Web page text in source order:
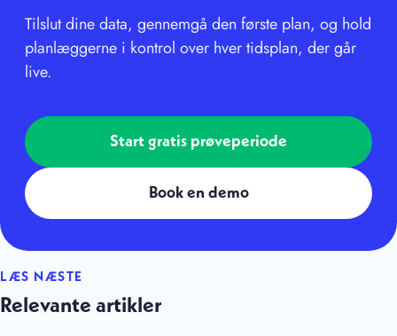
Tilslut dine data, gennemgå den første plan, og hold
planlæggerne i kontrol over hver tidsplan, der går
live.
Start gratis prøveperiode
Book en demo
LÆS NÆSTE
Relevante artikler